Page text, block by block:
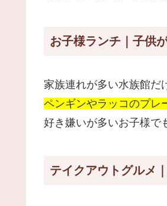
お子様ランチ｜子供
家族連れが多い水族館だ
ペンギンやラッコのプレ
好き嫌いが多いお子様で
テイクアウトグルメ